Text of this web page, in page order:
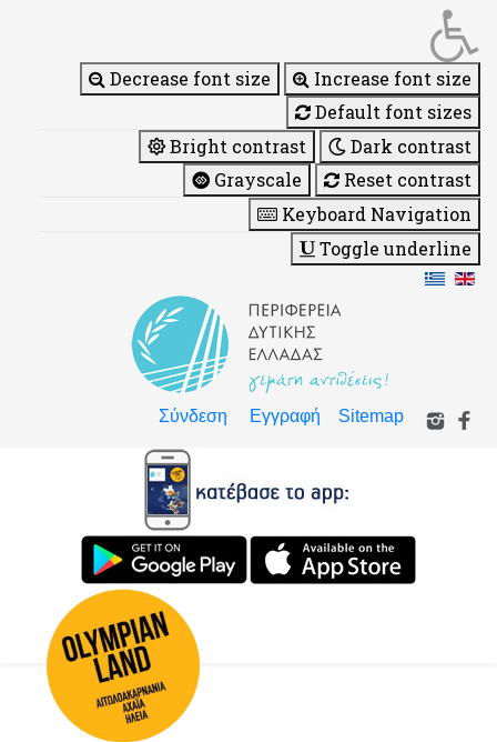
Decrease font size
Increase font size
Default font sizes
Bright contrast
Dark contrast
Grayscale
Reset contrast
Keyboard Navigation
Toggle underline
Σύνδεση Εγγραφή Sitemap